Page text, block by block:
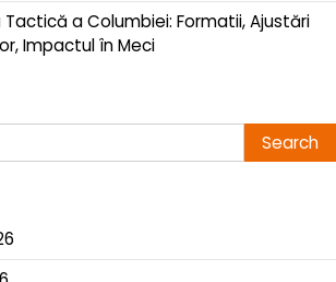
a Columbiei: Formatii, Ajustări
Impactul în Meci